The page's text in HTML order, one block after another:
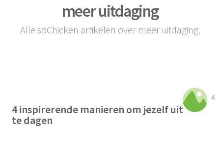
meer uitdaging
Alle soChicken artikelen over meer uitdaging.
4
4 inspirerende manieren om jezelf uit
te dagen